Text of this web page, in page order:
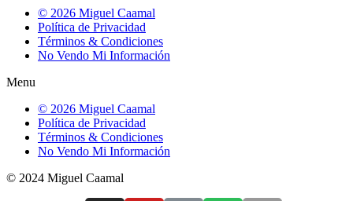
© 2026 Miguel Caamal
Política de Privacidad
Términos & Condiciones
No Vendo Mi Información
Menu
© 2026 Miguel Caamal
Política de Privacidad
Términos & Condiciones
No Vendo Mi Información
© 2024 Miguel Caamal